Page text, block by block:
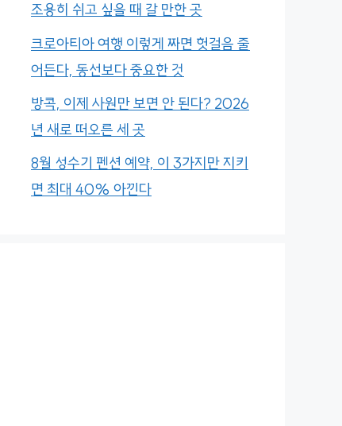
조용히 쉬고 싶을 때 갈 만한 곳
크로아티아 여행 이렇게 짜면 헛걸음 줄
어든다, 동선보다 중요한 것
방콕, 이제 사원만 보면 안 된다? 2026
년 새로 떠오른 세 곳
8월 성수기 펜션 예약, 이 3가지만 지키
면 최대 40% 아낀다